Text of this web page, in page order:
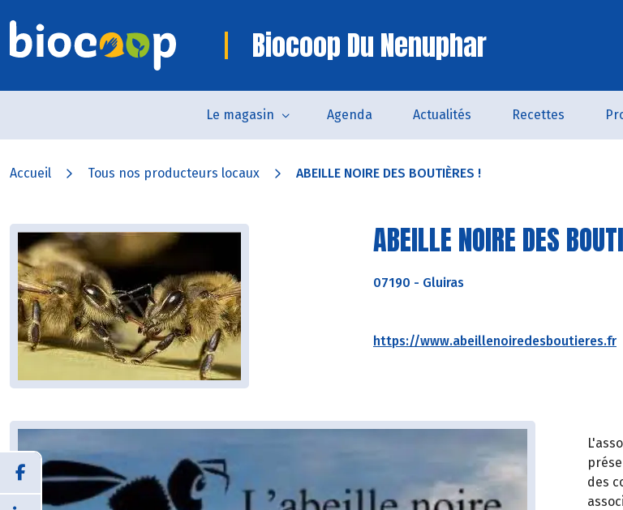
Biocoop Du Nenuphar
Le magasin Agenda Actualités Recettes
Accueil Tous nos producteurs locaux ABEILLE NOIRE DES BOUTIÈRES !
ABEILLE NOIRE DES
07190 - Gluiras
https://www.abeillenoiredesboutieres.fr
des